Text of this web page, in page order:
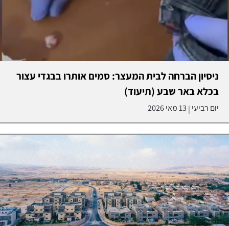
ניסיון הברחה לבית המעצר: סמים אותרו בבגדי עצור
בכלא באר שבע (תיעוד)
יום רביעי | 13 מאי 2026